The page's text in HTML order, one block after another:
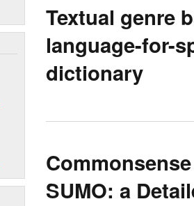
Textual genre
language-for-
dictionary
SUMO: a